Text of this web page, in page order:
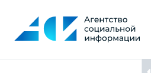
содержанию